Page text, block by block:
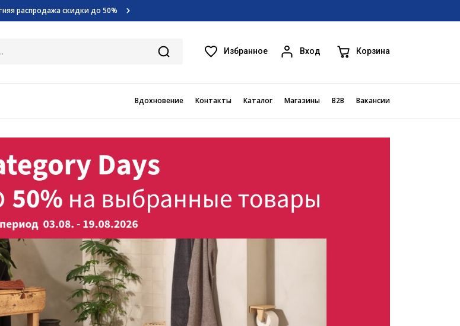
распродажа скидки до 50%
Узнать больше >>
Избранное Вход Корзина
Вдохновение Контакты Каталог Магазины B2B Вакансии